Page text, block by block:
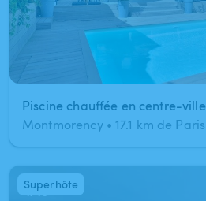
Piscine chauffée en centre-ville
Montmorency • 17.1 km de Paris
1/10
Superhôte